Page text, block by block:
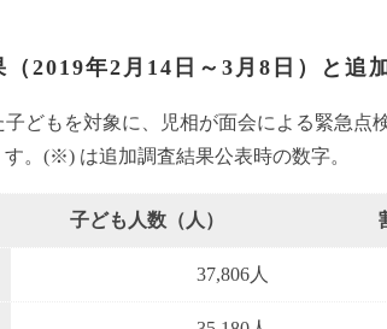
2019年2月14日～3月8日）と追
どもを対象に、児相が面会による緊急点
す。(※) は追加調査結果公表時の数字。
子ども人数（人）
37,806人